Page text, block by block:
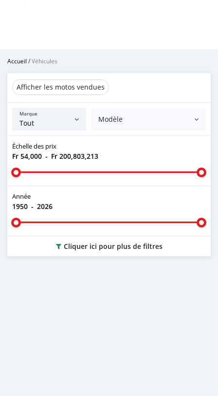
Accueil /Véhicules
Afficher les motos vendues
Marque
Modèle
Échelle des prix
Fr 54,000 - Fr 200,803,213
Année
1950 - 2026
Cliquer ici pour plus de filtres